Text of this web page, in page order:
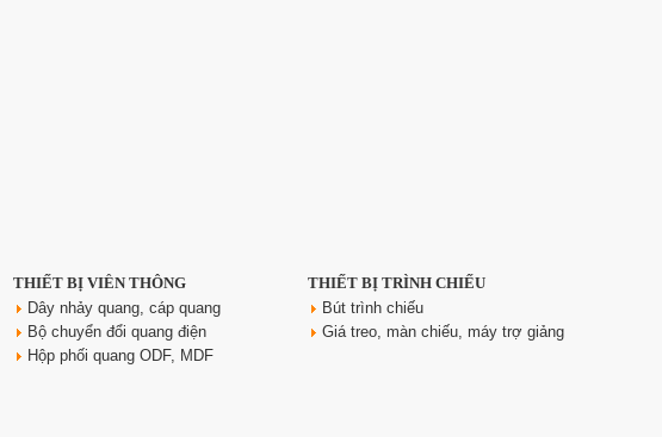
THIẾT BỊ VIỄN THÔNG
Dây nhảy quang, cáp quang
Bộ chuyển đổi quang điện
Hộp phối quang ODF, MDF
THIẾT BỊ TRÌNH CHIẾU
Bút trình chiếu
Giá treo, màn chiếu, máy trợ giảng